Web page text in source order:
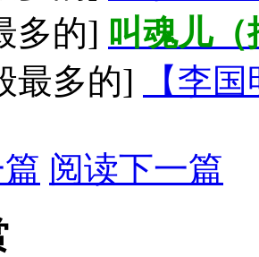
多的] 叫魂儿
最多的]
【李
阅读下一篇